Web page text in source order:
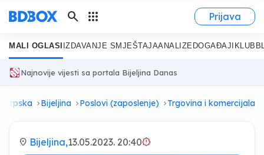
search apps Prijava
MALI OGLASI IZDAVANJE SMJEŠTAJAANALIZE DOGAĐAJI KLUB
Najnovije vijesti sa portala Bijeljina Danas
Srpska Bijeljina Poslovi (zaposlenje) Trgovina i komercijala
location_on Bijeljina,13.05.2023. 20:40brightness_alert